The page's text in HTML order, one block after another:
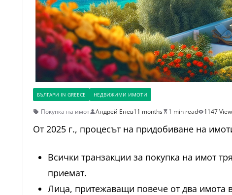
БЪЛГАРИ IN GREECE НЕДВИЖИМИ ИМОТИ
Покупка на имот Андрей Енев11 months 1 min read 1147
От 2025 г., процесът на придобиване на
Всички транзакции за покупка на имот
приемат.
Лица, притежаващи повече от два имота